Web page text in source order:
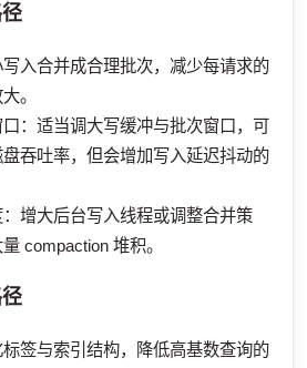
入合并成合理批次，减少每请求的
。
：适当调大写缓冲与批次窗口，可
吞吐率，但会增加写入延迟抖动的
增大后台写入线程或调整合并策
compaction 堆积。
签与索引结构，降低高基数查询的